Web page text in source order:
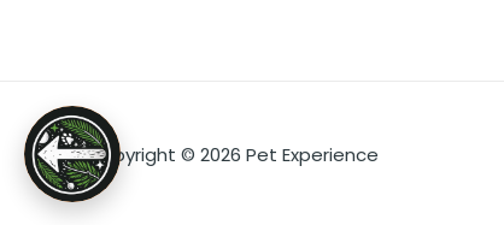
Copyright © 2026 Pet Experience